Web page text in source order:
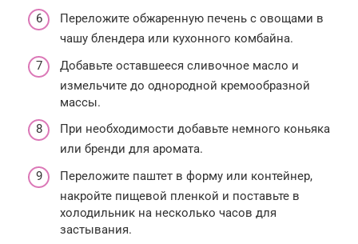
Переложите обжаренную печень с овощами в
чашу блендера или кухонного комбайна.
Добавьте оставшееся сливочное масло и
измельчите до однородной кремообразной
массы.
При необходимости добавьте немного коньяка
или бренди для аромата.
Переложите паштет в форму или контейнер,
накройте пищевой пленкой и поставьте в
холодильник на несколько часов для
застывания.